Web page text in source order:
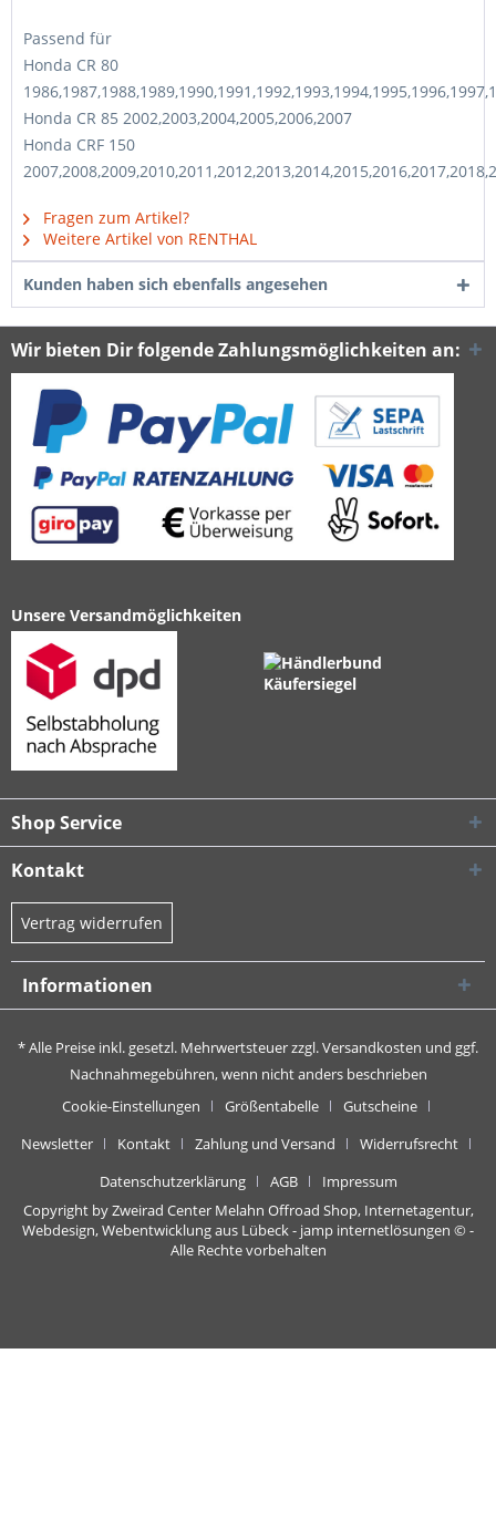
Passend für
Honda CR 80
Honda CR 85 2002,2003,2004,2005,2006,2007
Honda CRF 150
Fragen zum Artikel?
Weitere Artikel von RENTHAL
Kunden haben sich ebenfalls angesehen
Wir bieten Dir folgende Zahlungsmöglichkeiten an:
Unsere Versandmöglichkeiten
Shop Service
Kontakt
Vertrag widerrufen
Informationen
* Alle Preise inkl. gesetzl. Mehrwertsteuer zzgl.Versandkosten und ggf.
Nachnahmegebühren, wenn nicht anders beschrieben
Cookie-Einstellungen
Größentabelle
Gutscheine
Newsletter
Kontakt Zahlung und Versand
Widerrufsrecht
Datenschutzerklärung
AGB
Impressum
Copyright by Zweirad Center Melahn Offroad Shop, Internetagentur,
Webdesign, Webentwicklung aus Lübeck - jamp internetlösungen © -
Alle Rechte vorbehalten